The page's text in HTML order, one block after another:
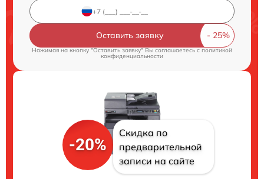
Оставить заявку
Нажимая на кнопку "Оставить заявку" Вы соглашаетесь cполитикой
конфиденциальности
-20%
Скидка по
предварительной
записи на сайте